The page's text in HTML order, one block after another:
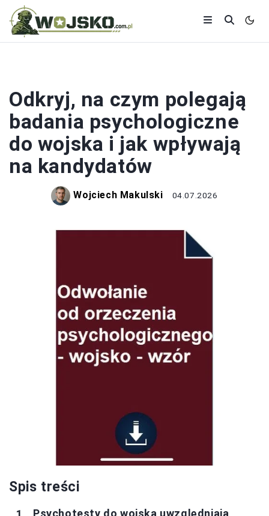
Odkryj, na czym polegają
badania psychologiczne
do wojska i jak wpływają
na kandydatów
Wojciech Makulski 04.07.2026
Spis treści
Psychotesty do wojska uwzględniają